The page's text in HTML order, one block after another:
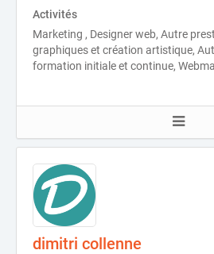
Activités
Marketing , Designer web, Autre
graphiques et création artistique,
formation initiale et continue,
dimitri collenne